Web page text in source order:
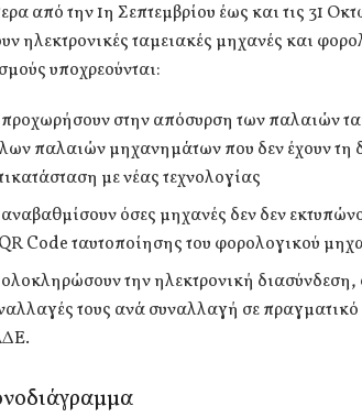
από την 1η Σεπτεμβρίου έως και τις 31
ηλεκτρονικές ταμειακές μηχανές και
υποχρεούνται:
στην απόσυρση των παλαιών
παλαιών μηχανημάτων που δεν έχουν τη
με νέας τεχνολογίας
όσες μηχανές δεν δεν
Code ταυτοποίησης του φορολογικού
την ηλεκτρονική διασύνδεση,
τους ανά συναλλαγή σε